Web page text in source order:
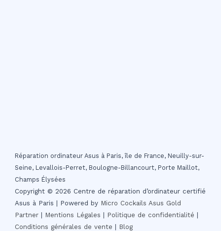
Réparation ordinateur Asus à Paris, île de France, Neuilly-sur-
Seine, Levallois-Perret, Boulogne-Billancourt, Porte Maillot,
Champs Élysées
Copyright © 2026 Centre de réparation d’ordinateur certifié
Asus à Paris | Powered by Micro Cockails Asus Gold
Partner
Mentions Légales Politique de confidentialité
Conditions générales de vente
Blog